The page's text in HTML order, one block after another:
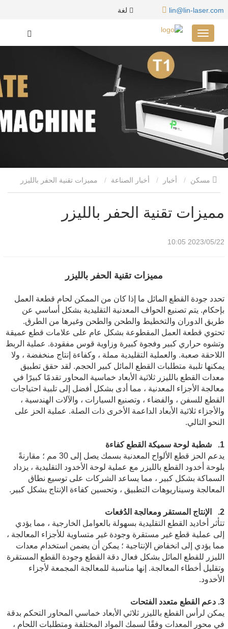
lin@lin-laser.com لغة
أخبار أخبار الصناعة
مميزات تقنية الحفر بالليزر
2023/05/22 10:05
مميزات تقنية الحفر بالليزر
تحدد جودة القطع المائل ما إذا كان من الممكن لحام قطعة العمل
بإحكام. يتم تصنيع الحواف المعدنية التقليدية بشكل أساسي عن
طريق الدوران والتخطيط والطحن والطحن وغيرها من الطرق.
تحتوي قطعة العمل المقطوعة بشكل عام على علامات قطع عميقة
وتشوه حراري كبير وفجوة كبيرة وزاوية قوس مفقودة. عملية الربط
اللاحقة صعبة. والعملية التقليدية مملة ، وكفاءة إنتاج منخفضة ، ولا
يمكنها تلبية متطلبات القطع المائل كبير الحجم. لقد حقق تطبيق
معدات القطع بالليزر ثلاثية الأبعاد خماسية المحاور تقدمًا كبيرًا في
معالجة الأجزاء المعدنية ، مما أدى بشكل أفضل إلى تلبية احتياجات
القطع للسفن ، والفضاء ، وتصنيع السيارات ، والآلات الهندسية ،
والأجزاء ثلاثية الأبعاد الداعمة الأخرى ذات الصلة. عملية الحز على
النحو التالي.
1. شطبة لوحة سميكة القطع كفاءة
يدعم الحز قطع الألواح المعدنية بسمك يصل إلى 30 مم ؛ مقارنةً
بلوحة أخدود القطع بالليزر مع عملية لوحة الأخدود التقليدية ، يزداد
السماكة بشكل كبير ، مما يساعد الشركات على توسيع نطاق
المعالجة وسيناريوهات التطبيق ، وتحسين كفاءة الإنتاج بشكل كبير.
2. الإنتاج المستقر ومعالجة الدُفعات
تتأثر أخاديد القطع التقليدية بسهولة بالعوامل الخارجية ، مما يؤدي
إلى عملية قطع غير مستقرة وجودة غير متساوية للأجزاء المعالجة ،
مما يؤدي إلى انخفاض الإنتاجية ؛ يمكن أن يضمن استخدام معدات
الليزر للقطع المائل بشكل فعال دقة القطع وجودة القطع المستقرة
وتقليل أخطاء المعالجة. إنها مناسبة للمعالجة المجمعة لأجزاء
الأخدود.
3. دعم القطع متعدد الفتحات
يمكن لرأس القطع بالليزر ثلاثي الأبعاد خماسي المحاور التحكم بدقة
في محور المعدات وفقًا لسمك المواد المختلفة ومتطلبات اللحام ،